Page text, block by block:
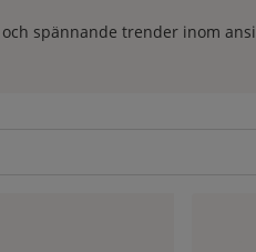
spännande trender inom